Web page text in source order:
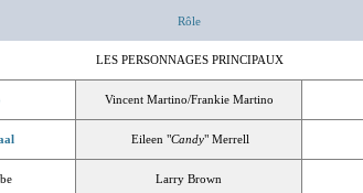
Rôle
LES PERSONNAGES PRINCIPAUX
Vincent Martino/Frankie Martino
Eileen "Candy" Merrell
Larry Brown